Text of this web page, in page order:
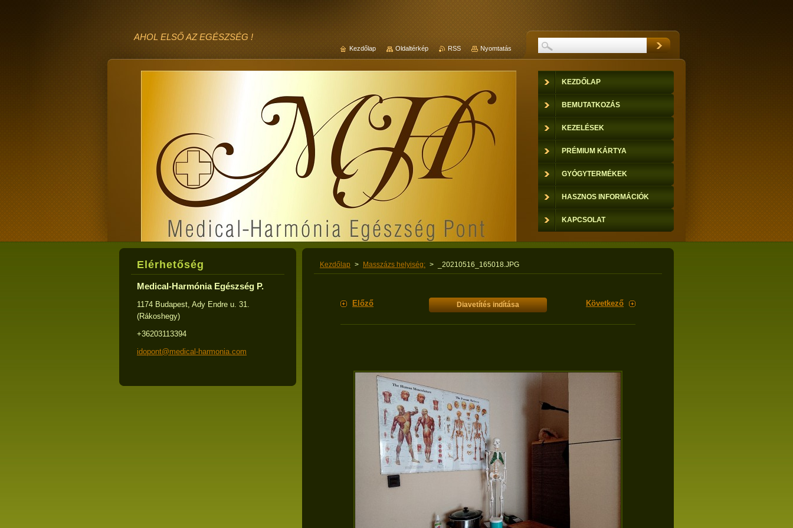
AHOL ELSŐ AZ EGÉSZSÉG !
Kezdőlap > Masszázs helyiség: > _20210516_165018.JPG
Előző Diavetítés indítása Következő
Elérhetőség
Medical-Harmónia Egészség P.
1174 Budapest, Ady Endre u. 31.
(Rákoshegy)
+36203113394
idopont@medical-harmonia.com
KEZDŐLAP
BEMUTATKOZÁS
KEZELÉSEK
PRÉMIUM KÁRTYA
GYÓGYTERMÉKEK
HASZNOS INFORMÁCIÓK
KAPCSOLAT
Kezdőlap Oldaltérkép RSS Nyomtatás